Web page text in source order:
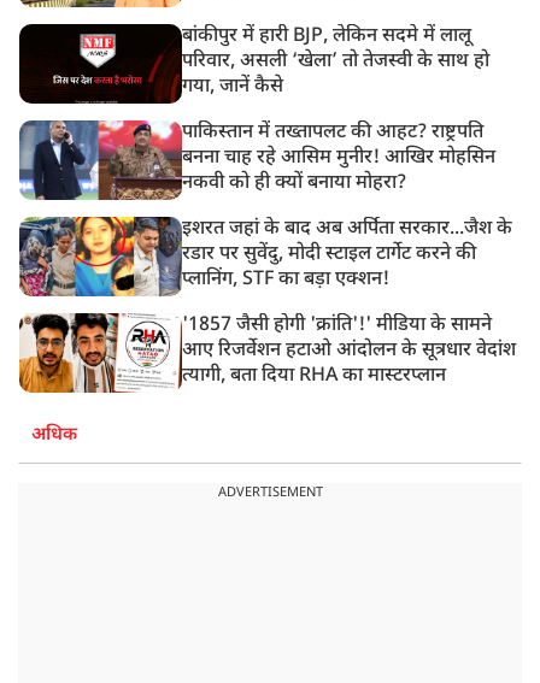
बांकीपुर में हारी BJP, लेकिन सदमे में लालू
परिवार, असली ‘खेला’ तो तेजस्वी के साथ हो
गया, जानें कैसे
पाकिस्तान में तख्तापलट की आहट? राष्ट्रपति
बनना चाह रहे आसिम मुनीर! आखिर मोहसिन
नकवी को ही क्यों बनाया मोहरा?
इशरत जहां के बाद अब अर्पिता सरकार...जैश के
रडार पर सुवेंदु, मोदी स्टाइल टार्गेट करने की
प्लानिंग, STF का बड़ा एक्शन!
'1857 जैसी होगी 'क्रांति'!' मीडिया के सामने
आए रिजर्वेशन हटाओ आंदोलन के सूत्रधार वेदांश
त्यागी, बता दिया RHA का मास्टरप्लान
अधिक
ADVERTISEMENT